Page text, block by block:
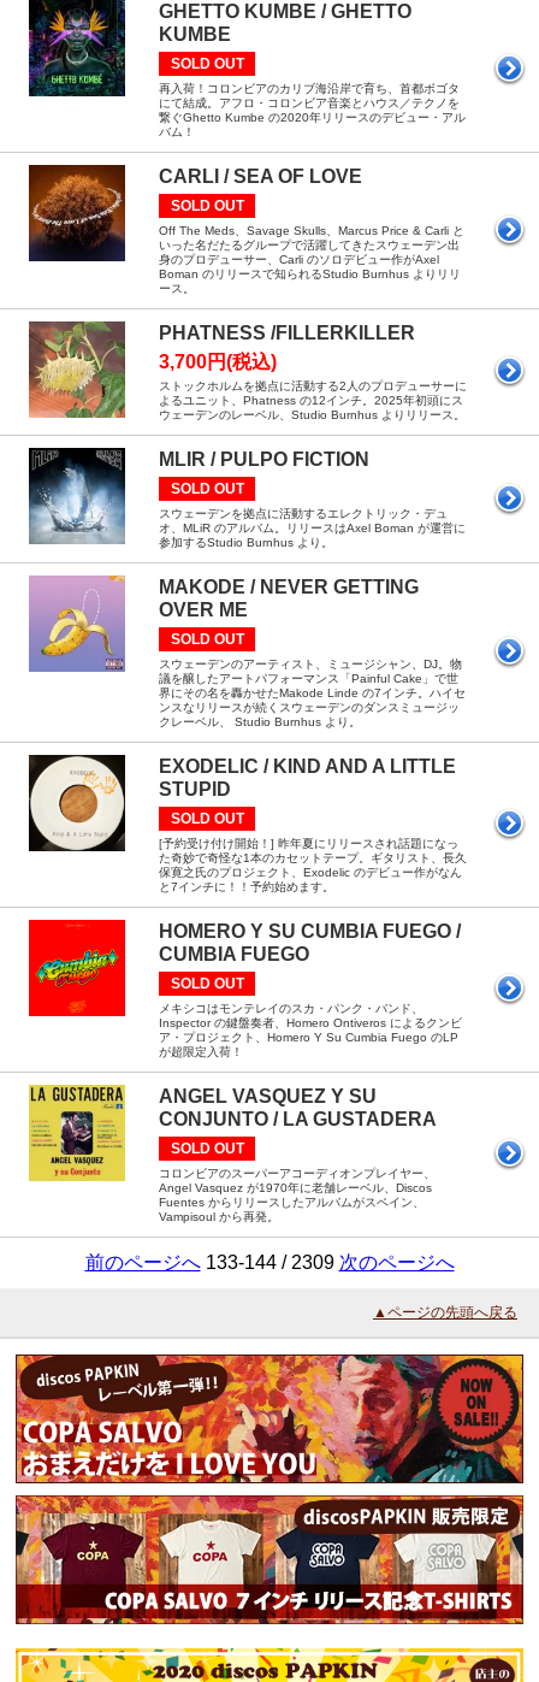
GHETTO KUMBE / GHETTO
KUMBE
SOLD OUT
再入荷！コロンビアのカリブ海沿岸で育ち、首都ボゴタ
にて結成。アフロ・コロンビア音楽とハウス／テクノを
繋ぐGhetto Kumbe の2020年リリースのデビュー・アル
バム！
CARLI / SEA OF LOVE
SOLD OUT
Off The Meds、Savage Skulls、Marcus Price & Carli と
いった名だたるグループで活躍してきたスウェーデン出
身のプロデューサー、Carli のソロデビュー作がAxel
Boman のリリースで知られるStudio Burnhus よりリリ
ース。
PHATNESS /FILLERKILLER
3,700円(税込)
ストックホルムを拠点に活動する2人のプロデューサーに
よるユニット、Phatness の12インチ。2025年初頭にス
ウェーデンのレーベル、Studio Burnhus よりリリース。
MLIR / PULPO FICTION
SOLD OUT
スウェーデンを拠点に活動するエレクトリック・デュ
オ、MLiR のアルバム。リリースはAxel Boman が運営に
参加するStudio Burnhus より。
MAKODE / NEVER GETTING
OVER ME
SOLD OUT
スウェーデンのアーティスト、ミュージシャン、DJ。物
議を醸したアートパフォーマンス「Painful Cake」で世
界にその名を轟かせたMakode Linde の7インチ。ハイセ
ンスなリリースが続くスウェーデンのダンスミュージッ
クレーベル、 Studio Burnhus より。
EXODELIC / KIND AND A LITTLE
STUPID
SOLD OUT
[予約受け付け開始！] 昨年夏にリリースされ話題になっ
た奇妙で奇怪な1本のカセットテープ。ギタリスト、長久
保寛之氏のプロジェクト、Exodelic のデビュー作がなん
と7インチに！！予約始めます。
HOMERO Y SU CUMBIA FUEGO /
CUMBIA FUEGO
SOLD OUT
メキシコはモンテレイのスカ・パンク・バンド、
Inspector の鍵盤奏者、Homero Ontiveros によるクンビ
ア・プロジェクト、Homero Y Su Cumbia Fuego のLP
が超限定入荷！
ANGEL VASQUEZ Y SU
CONJUNTO / LA GUSTADERA
SOLD OUT
コロンビアのスーパーアコーディオンプレイヤー、
Angel Vasquez が1970年に老舗レーベル、Discos
Fuentes からリリースしたアルバムがスペイン、
Vampisoul から再発。
前のページへ133-144 / 2309 次のページへ
▲ページの先頭へ戻る